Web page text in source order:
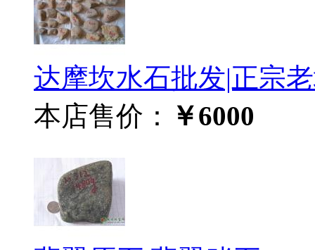
达摩坎水石批发|正宗
本店售价：
￥6000